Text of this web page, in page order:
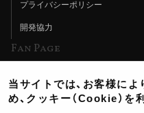
プライバシーポリシー
開発協力
Fan Page
ヨシムラTV
当サイトでは、お客様に
め、クッキー（Cookie）を